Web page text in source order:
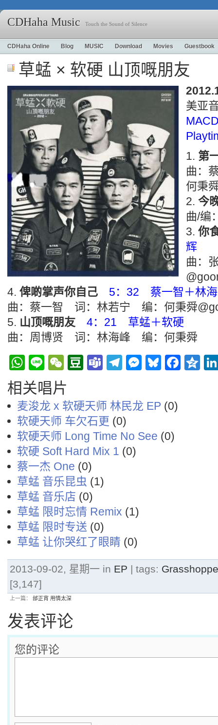
CDHaha Music Touch the Sound of Silence
CDHaha Online Blog MUSIC Download Movies Guestbook
草蜢 × 软硬 山顶嘅朋友
美亚
第
曲：
何秉
今
曲/编
你
辉
曲：
俾啲掌声你自己
5：32 蔡一智＋林
曲：蔡一智 词：林若宁 编：何秉舜
山顶嘅朋友
4：21 草蜢＋软硬
曲：周博贤 词：林海峰 编：何秉舜
WhatsApp
LineWeChat
Douban
TeamsTelegramBluesky
相关唱片
麦浚龙 x 软硬天师 林民龙 EP (0)
软硬天师 车欠石更 (0)
软硬天师 Long Time No See (0)
软硬 Soft Hard Mix 1 (0)
蔡一杰 One (0)
草蜢 音乐昆虫 (1)
草蜢 音乐店 (0)
草蜢 限时忘情 Remix (1)
草蜢 限时专送 (0)
草蜢 让你哭红了眼睛 (0)
2013-09-02, 星期一 in EP | tags:
[3,147]
上一篇： 邰正宵 用情太深
发表评论
您的评论